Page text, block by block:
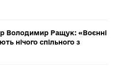
Володимир Ращук: «Воєнні
нічого спільного з